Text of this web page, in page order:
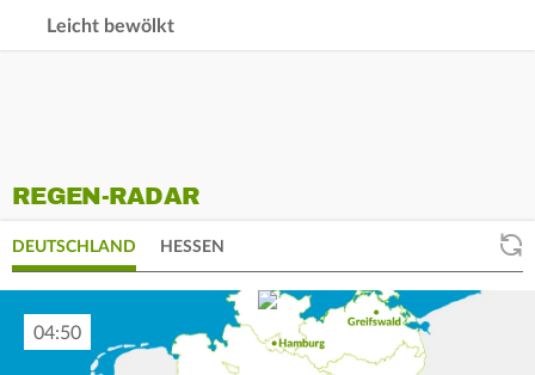
Leicht bewölkt
REGEN-RADAR
DEUTSCHLAND HESSEN
05:00